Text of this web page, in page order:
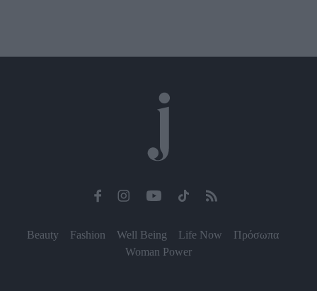
Beauty Fashion Well Being Life Now
Πρόσωπα
Woman Power